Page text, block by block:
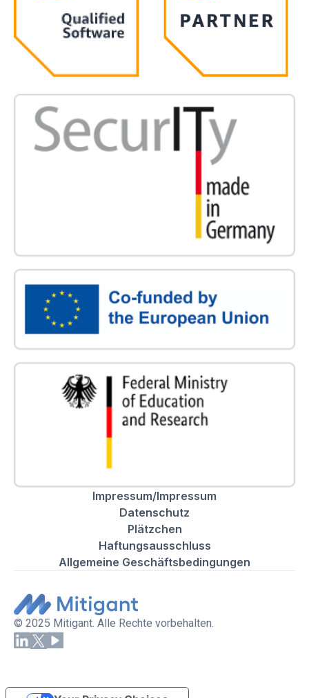
Impressum/Impressum
Datenschutz
Plätzchen
Haftungsausschluss
Allgemeine Geschäftsbedingungen
© 2025 Mitigant. Alle Rechte vorbehalten.